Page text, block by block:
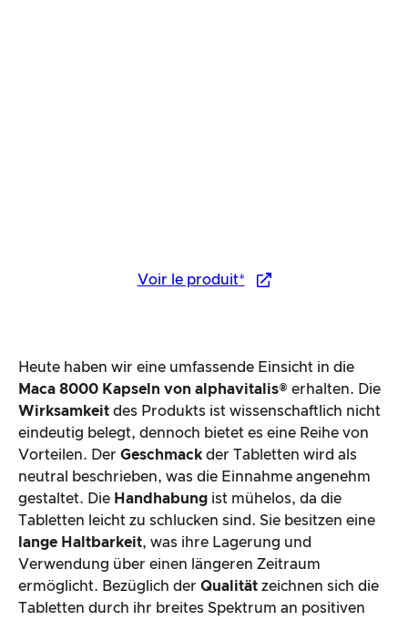
Voir le produit*
Heute haben wir eine umfassende Einsicht in die
Maca 8000 Kapseln von alphavitalis® erhalten. Die
Wirksamkeit des Produkts ist wissenschaftlich nicht
eindeutig belegt, dennoch bietet es eine Reihe von
Vorteilen. Der Geschmack der Tabletten wird als
neutral beschrieben, was die Einnahme angenehm
gestaltet. Die Handhabung ist mühelos, da die
Tabletten leicht zu schlucken sind. Sie besitzen eine
lange Haltbarkeit, was ihre Lagerung und
Verwendung über einen längeren Zeitraum
ermöglicht. Bezüglich der Qualität zeichnen sich die
Tabletten durch ihr breites Spektrum an positiven